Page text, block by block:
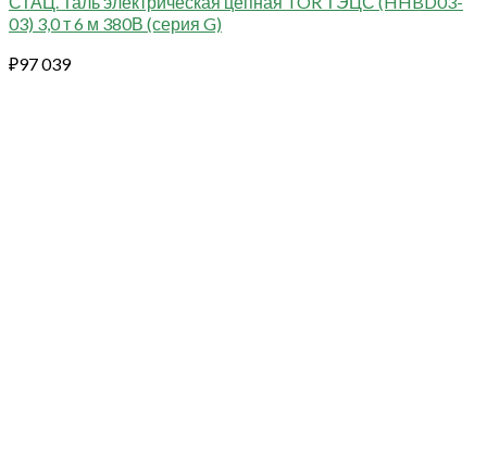
03) 3,0 т 6 м 380В (серия G)
₽97 039